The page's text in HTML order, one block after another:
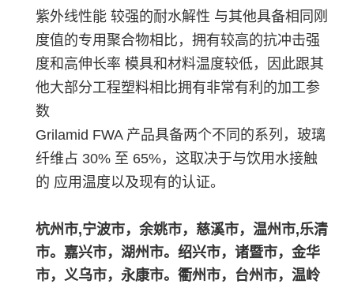
紫外线性能 较强的耐水解性 与其他具备相同刚
度值的专用聚合物相比，拥有较高的抗冲击强
度和高伸长率 模具和材料温度较低，因此跟其
他大部分工程塑料相比拥有非常有利的加工参
数
Grilamid FWA 产品具备两个不同的系列，玻璃
纤维占 30% 至 65%，这取决于与饮用水接触
的 应用温度以及现有的认证。
杭州市,宁波市，余姚市，慈溪市，温州市,乐清
市。嘉兴市，湖州市。绍兴市，诸暨市，金华
市，义乌市，永康市。衢州市，台州市，温岭